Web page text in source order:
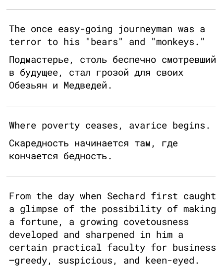
The once easy-going journeyman was a
terror to his "bears" and "monkeys."
Подмастерье, столь беспечно смотревший
в будущее, стал грозой для своих
Обезьян и Медведей.
Where poverty ceases, avarice begins.
Скаредность начинается там, где
кончается бедность.
From the day when Sechard first caught
a glimpse of the possibility of making
a fortune, a growing covetousness
developed and sharpened in him a
certain practical faculty for business
—greedy, suspicious, and keen-eyed.